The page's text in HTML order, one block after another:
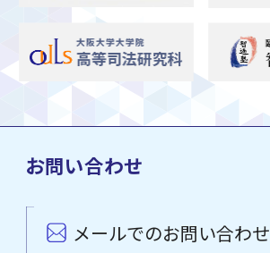
お問い合わせ
メールでのお問い合わせ